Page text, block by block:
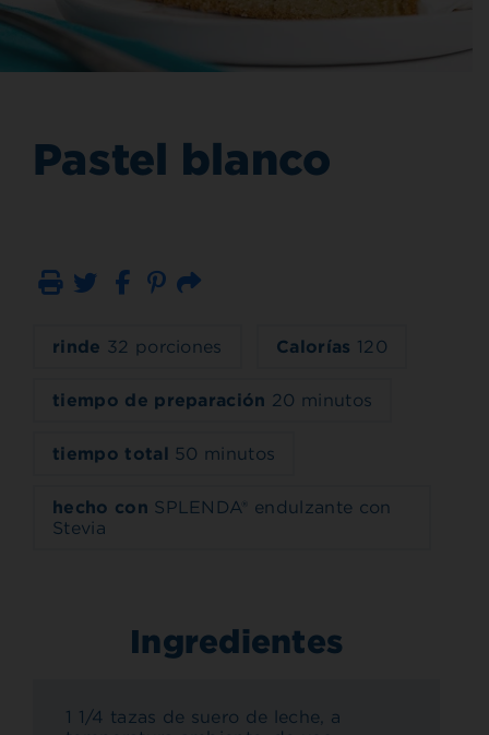
Pastel blanco
Imprimir Correo electrónico
rinde 32 porciones Calorías 120
tiempo de preparación 20 minutos
tiempo total 50 minutos
hecho con SPLENDA® endulzante con
Stevia
Ingredientes
1 1/4 tazas de suero de leche, a